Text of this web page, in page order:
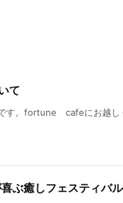
て
す。fortune cafeにお越し
ぶ癒しフェスティ